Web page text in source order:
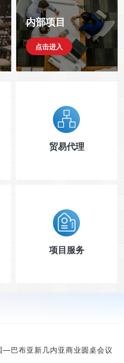
内部项目
点击进入
贸易代理
项目服务
—巴布亚新几内亚商业圆桌会议